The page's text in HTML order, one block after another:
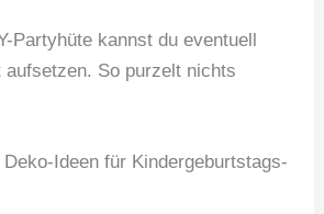
Partyhüte kannst du eventuell
So purzelt nichts
Ideen für Kindergeburtstags-